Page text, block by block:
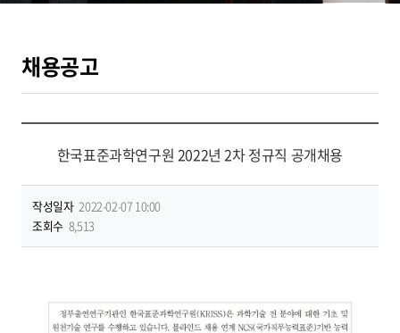
채용공고
한국표준과학연구원 2022년 2차 정규직 공개채용
작성일자 2022-02-07 10:00
조회수 8,513